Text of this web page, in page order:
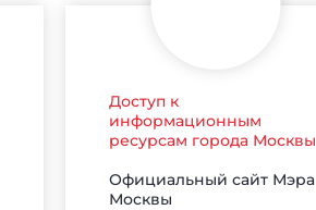
Доступ к
информационным
ресурсам города Москвы
Официальный сайт Мэра
Москвы